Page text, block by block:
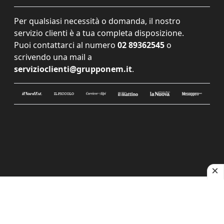
Per qualsiasi necessità o domanda, il nostro
servizio clienti è a tua completa disposizione.
Puoi contattarci al numero 02 89362545 o
scrivendo una mail a
servizioclienti@grupponem.it.